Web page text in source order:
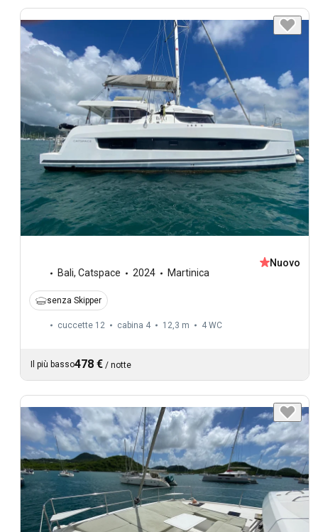
Bali, Catspace 2024 Martinica
Nuovo
senza Skipper
cuccette 12 cabina 4 12,3 m 4 WC
Il più basso478 € / notte